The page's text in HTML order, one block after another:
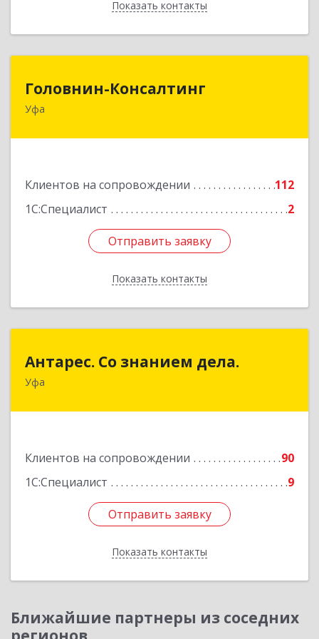
Показать контакты
Назад
Головнин-Консалтинг
Уфа
Клиентов на сопровождении
112
1С:Специалист
2
Отправить заявку
Показать контакты
450006, Башкортостан Респ, Уфа г, Ленина ул,
Отправить заявку
Назад
Антарес. Со знанием дела.
Уфа
Клиентов на сопровождении
90
1С:Специалист
9
Отправить заявку
Показать контакты
Отправить заявку
Назад
Ближайшие партнеры из соседних